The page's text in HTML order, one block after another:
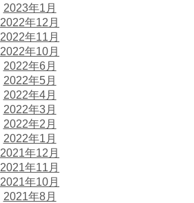
2023年1月
2022年12月
2022年11月
2022年10月
2022年6月
2022年5月
2022年4月
2022年3月
2022年2月
2022年1月
2021年12月
2021年11月
2021年10月
2021年8月